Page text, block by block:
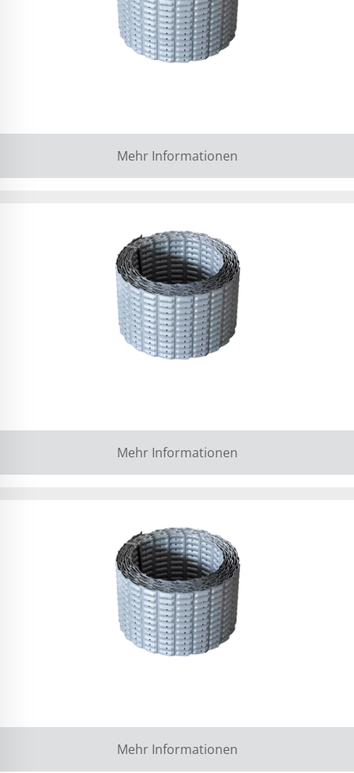
Mehr Informationen
Mehr Informationen
Mehr Informationen